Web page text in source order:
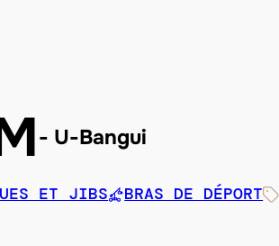
U-Bangui
ET JIBS BRAS DE DÉPORT